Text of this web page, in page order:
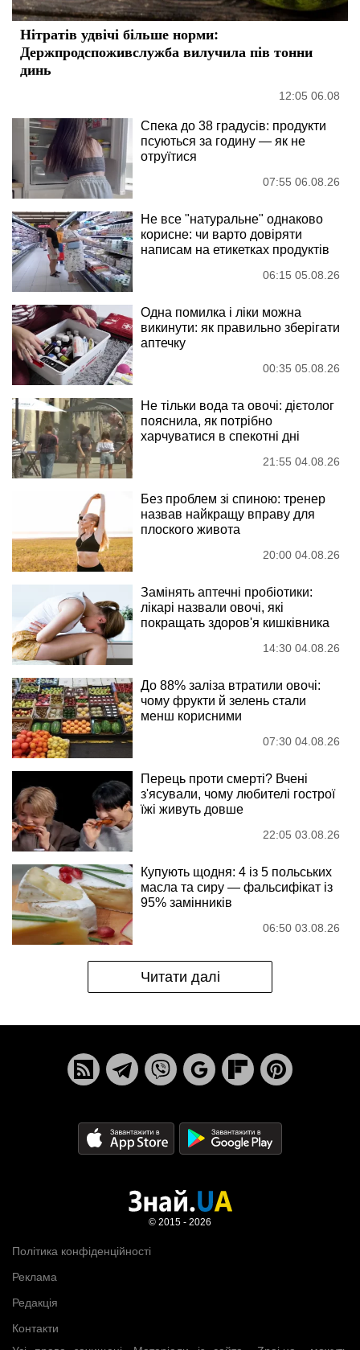
Нітратів удвічі більше норми:
Держпродспоживслужба вилучила пів тонни
динь
12:05 06.08
Спека до 38 градусів: продукти
псуються за годину — як не
отруїтися
07:55 06.08.26
Не все "натуральне" однаково
корисне: чи варто довіряти
написам на етикетках продуктів
06:15 05.08.26
Одна помилка і ліки можна
викинути: як правильно зберігати
аптечку
00:35 05.08.26
Не тільки вода та овочі: дієтолог
пояснила, як потрібно
харчуватися в спекотні дні
21:55 04.08.26
Без проблем зі спиною: тренер
назвав найкращу вправу для
плоского живота
20:00 04.08.26
Замінять аптечні пробіотики:
лікарі назвали овочі, які
покращать здоров'я кишківника
14:30 04.08.26
До 88% заліза втратили овочі:
чому фрукти й зелень стали
менш корисними
07:30 04.08.26
Перець проти смерті? Вчені
з'ясували, чому любителі гострої
їжі живуть довше
22:05 03.08.26
Купують щодня: 4 із 5 польських
масла та сиру — фальсифікат із
95% замінників
06:50 03.08.26
Читати далі
Політика конфіденційності
Реклама
Редакція
Контакти
© 2015 - 2026